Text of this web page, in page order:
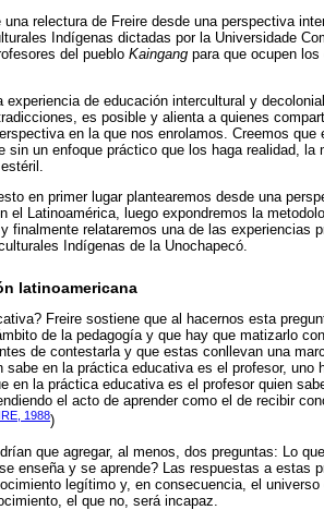
relectura de Freire desde una perspectiva
Indígenas dictadas por la Universidade
del pueblo Kaingang para que ocupen
de educación intercultural y
es posible y alienta a quienes
en la que nos enrolamos. Creemos
sin un enfoque práctico que los haga realidad,
en primer lugar plantearemos desde una
el Latinoamérica, luego expondremos la
finalmente relataremos una de las experiencias
Indígenas de la Unochapecó.
latinoamericana
Freire sostiene que al hacernos esta
de la pedagogía y que hay que matizarlo
de contestarla y que estas conllevan una
en la práctica educativa es el profesor, uno
en la práctica educativa es el profesor quien
el acto de aprender como el de recibir
1988)
que agregar, al menos, dos preguntas: Lo
enseña y se aprende? Las respuestas a estas
legítimo y, en consecuencia, el
el que no, será incapaz.